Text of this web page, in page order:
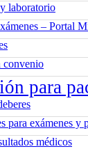
laboratorio
– Portal
convenio
para
para exámenes y
médicos